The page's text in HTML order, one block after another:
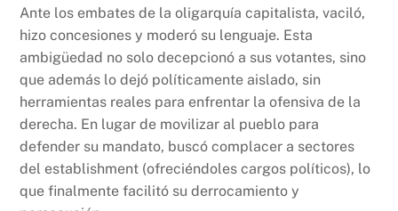
Ante los embates de la oligarquía capitalista, vaciló,
hizo concesiones y moderó su lenguaje. Esta
ambigüedad no solo decepcionó a sus votantes, sino
que además lo dejó políticamente aislado, sin
herramientas reales para enfrentar la ofensiva de la
derecha. En lugar de movilizar al pueblo para
defender su mandato, buscó complacer a sectores
del establishment (ofreciéndoles cargos políticos), lo
que finalmente facilitó su derrocamiento y